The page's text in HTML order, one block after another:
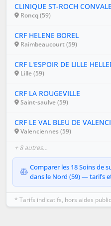
CLINIQUE ST-ROCH
Roncq (59)
CRF HELENE BOREL
Raimbeaucourt (59)
CRF L'ESPOIR DE LILLE
Lille (59)
CRF LA ROUGEVILLE
Saint-saulve (59)
CRF LE VAL BLEU DE
Valenciennes (59)
+ 8 autres…
Comparer les 18 Soins de
dans le Nord (59) — tarifs
* Tarifs indicatifs, hors aides